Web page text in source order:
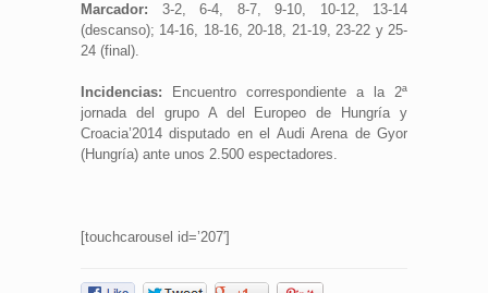
Marcador: 3-2, 6-4, 8-7, 9-10, 10-12, 13-14
(descanso); 14-16, 18-16, 20-18, 21-19, 23-22 y 25-
24 (final).
Incidencias: Encuentro correspondiente a la 2ª
jornada del grupo A del Europeo de Hungría y
Croacia’2014 disputado en el Audi Arena de Gyor
(Hungría) ante unos 2.500 espectadores.
[touchcarousel id=’207′]